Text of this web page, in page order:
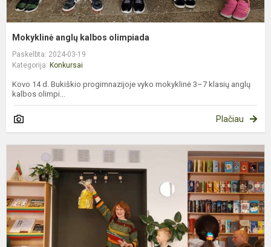
Mokyklinė anglų kalbos olimpiada
Paskelbta: 2024-03-19
Kategorija: Konkursai
Kovo 14 d. Bukiškio progimnazijoje vyko mokyklinė 3–7 klasių anglų
kalbos olimpi...
Plačiau